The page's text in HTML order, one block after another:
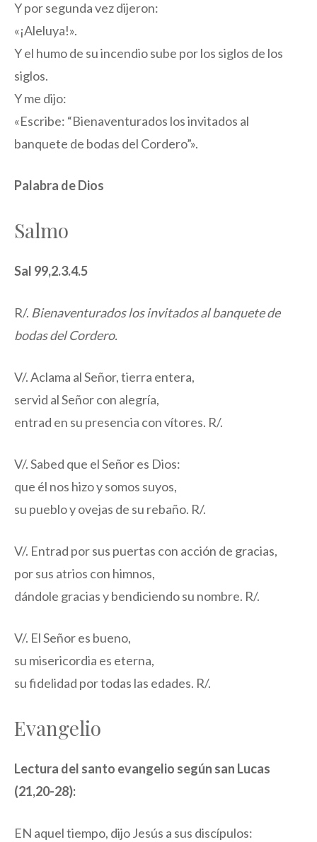
Y por segunda vez dijeron:
«¡Aleluya!».
Y el humo de su incendio sube por los siglos de los
siglos.
Y me dijo:
«Escribe: “Bienaventurados los invitados al
banquete de bodas del Cordero”».
Palabra de Dios
Salmo
Sal 99,2.3.4.5
R/. Bienaventurados los invitados al banquete de
bodas del Cordero.
V/. Aclama al Señor, tierra entera,
servid al Señor con alegría,
entrad en su presencia con vítores. R/.
V/. Sabed que el Señor es Dios:
que él nos hizo y somos suyos,
su pueblo y ovejas de su rebaño. R/.
V/. Entrad por sus puertas con acción de gracias,
por sus atrios con himnos,
dándole gracias y bendiciendo su nombre. R/.
V/. El Señor es bueno,
su misericordia es eterna,
su fidelidad por todas las edades. R/.
Evangelio
Lectura del santo evangelio según san Lucas
(21,20-28):
EN aquel tiempo, dijo Jesús a sus discípulos: